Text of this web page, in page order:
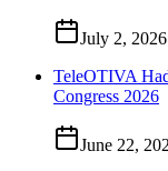
July 2, 2026
TeleOTIVA
Congress 2026
June 22,